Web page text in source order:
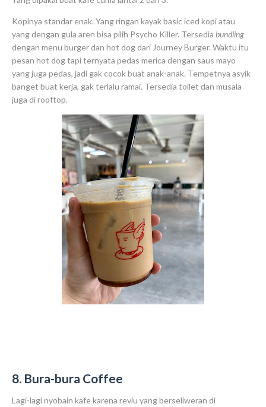
Kopinya standar enak. Yang ringan kayak basic iced kopi atau
yang dengan gula aren bisa pilih Psycho Killer. Tersedia bundling
dengan menu burger dan hot dog dari Journey Burger. Waktu itu
pesan hot dog tapi ternyata pedas merica dengan saus mayo
yang juga pedas, jadi gak cocok buat anak-anak. Tempetnya asyik
banget buat kerja, gak terlalu ramai. Tersedia toilet dan musala
juga di rooftop.
8. Bura-bura Coffee
Lagi-lagi nyobain kafe karena reviu yang berseliweran di